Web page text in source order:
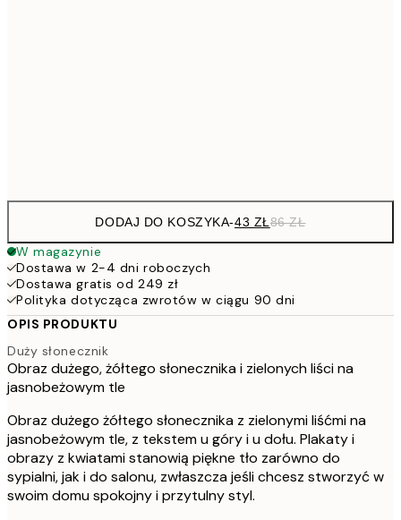
DODAJ DO KOSZYKA-43 ZŁ 86 ZŁ
W magazynie
Dostawa w 2-4 dni roboczych
Dostawa gratis od 249 zł
Polityka dotycząca zwrotów w ciągu 90 dni
OPIS PRODUKTU
Duży słonecznik
Obraz dużego, żółtego słonecznika i zielonych liści na
jasnobeżowym tle
Obraz dużego żółtego słonecznika z zielonymi liśćmi na
jasnobeżowym tle, z tekstem u góry i u dołu. Plakaty i
obrazy z kwiatami stanowią piękne tło zarówno do
sypialni, jak i do salonu, zwłaszcza jeśli chcesz stworzyć w
swoim domu spokojny i przytulny styl.